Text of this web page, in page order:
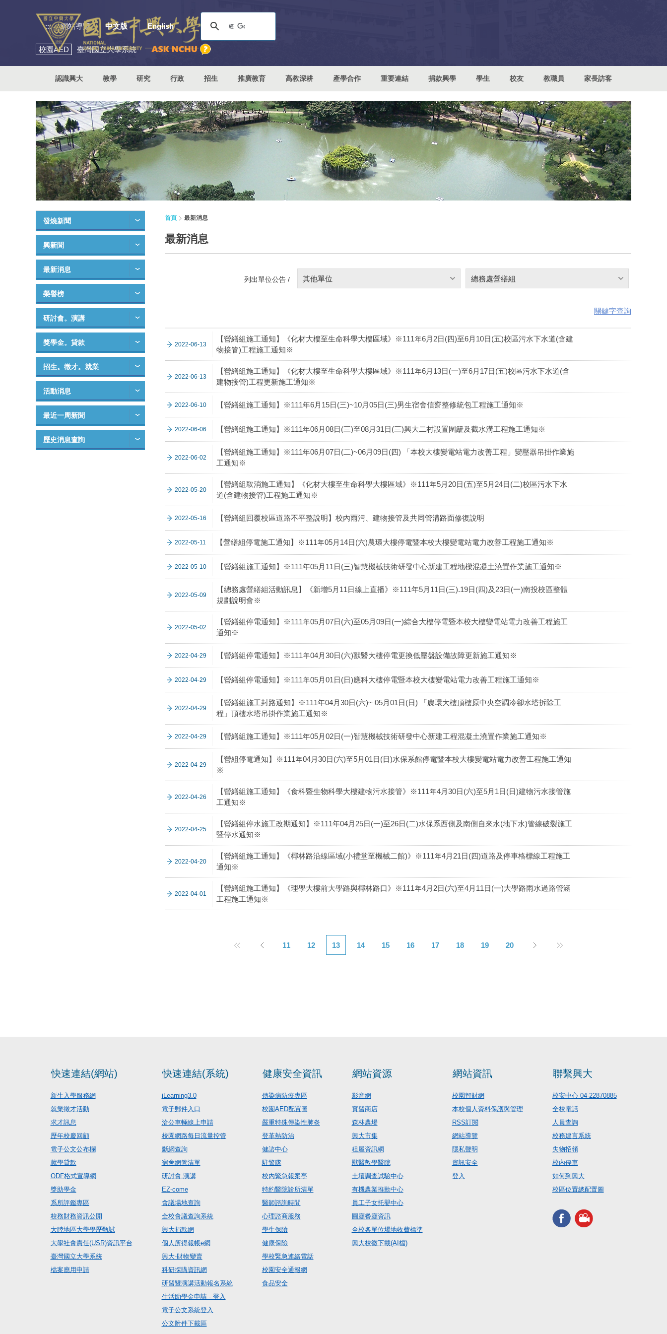
::: 網站導覽 中文版 English
校園AED 臺灣國立大學系統
認識興大 教學 研究 行政 招生 推廣教育 高教深耕 產學合作 重要連結 捐款興學 學生 校友 教職員 家長訪客
發燒新聞
興新聞
最新消息
榮譽榜
研討會。演講
獎學金。貸款
招生。徵才。就業
活動消息
最近一周新聞
歷史消息查詢
首頁 最新消息
最新消息
列出單位公告 / 其他單位 總務處營繕組
關鍵字查詢
2022-06-13
【營繕組施工通知】《化材大樓至生命科學大樓區域》※111年6月2日(四)至6月10日(五)校區污水下水道(含建
物接管)工程施工通知※
2022-06-13
【營繕組施工通知】《化材大樓至生命科學大樓區域》※111年6月13日(一)至6月17日(五)校區污水下水道(含
建物接管)工程更新施工通知※
2022-06-10 【營繕組施工通知】※111年6月15日(三)~10月05日(三)男生宿舍信齋整修統包工程施工通知※
2022-06-06 【營繕組施工通知】※111年06月08日(三)至08月31日(三)興大二村設置圍籬及截水溝工程施工通知※
2022-06-02
【營繕組施工通知】※111年06月07日(二)~06月09日(四) 「本校大樓變電站電力改善工程」變壓器吊掛作業施
工通知※
2022-05-20
【營繕組取消施工通知】《化材大樓至生命科學大樓區域》※111年5月20日(五)至5月24日(二)校區污水下水
道(含建物接管)工程施工通知※
2022-05-16 【營繕組回覆校區道路不平整說明】校內雨污、建物接管及共同管溝路面修復說明
2022-05-11 【營繕組停電施工通知】※111年05月14日(六)農環大樓停電暨本校大樓變電站電力改善工程施工通知※
2022-05-10 【營繕組施工通知】※111年05月11日(三)智慧機械技術研發中心新建工程地樑混凝土澆置作業施工通知※
2022-05-09
【總務處營繕組活動訊息】《新增5月11日線上直播》※111年5月11日(三).19日(四)及23日(一)南投校區整體
規劃說明會※
2022-05-02
【營繕組停電通知】※111年05月07日(六)至05月09日(一)綜合大樓停電暨本校大樓變電站電力改善工程施工
通知※
2022-04-29 【營繕組停電通知】※111年04月30日(六)獸醫大樓停電更換低壓盤設備故障更新施工通知※
2022-04-29 【營繕組停電通知】※111年05月01日(日)應科大樓停電暨本校大樓變電站電力改善工程施工通知※
2022-04-29
【營繕組施工封路通知】※111年04月30日(六)~ 05月01日(日) 「農環大樓頂樓原中央空調冷卻水塔拆除工
程」頂樓水塔吊掛作業施工通知※
2022-04-29 【營繕組施工通知】※111年05月02日(一)智慧機械技術研發中心新建工程混凝土澆置作業施工通知※
2022-04-29
【營組停電通知】※111年04月30日(六)至5月01日(日)水保系館停電暨本校大樓變電站電力改善工程施工通知
※
2022-04-26
【營繕組施工通知】《食科暨生物科學大樓建物污水接管》※111年4月30日(六)至5月1日(日)建物污水接管施
工通知※
2022-04-25
【營繕組停水施工改期通知】※111年04月25日(一)至26日(二)水保系西側及南側自來水(地下水)管線破裂施工
暨停水通知※
2022-04-20
【營繕組施工通知】《椰林路沿線區域(小禮堂至機械二館)》※111年4月21日(四)道路及停車格標線工程施工
通知※
2022-04-01
【營繕組施工通知】《理學大樓前大學路與椰林路口》※111年4月2日(六)至4月11日(一)大學路雨水過路管涵
工程施工通知※
11 12 13 14 15 16 17 18 19 20
快速連結(網站)
新生入學服務網
就業徵才活動
求才訊息
歷年校慶回顧
電子公文公布欄
就學貸款
ODF格式宣導網
獎助學金
系所評鑑專區
校務財務資訊公開
大陸地區大學學歷甄試
大學社會責任(USR)資訊平台
臺灣國立大學系統
檔案應用申請
快速連結(系統)
iLearning3.0
電子郵件入口
洽公車輛線上申請
校園網路每日流量控管
斷網查詢
宿舍網管清單
研討會.演講
EZ-come
會議場地查詢
全校會議查詢系統
興大捐款網
個人所得報帳e網
興大-財物變賣
科研採購資訊網
研習暨演講活動報名系統
生活助學金申請 - 登入
電子公文系統登入
公文附件下載區
健康安全資訊
傳染病防疫專區
校園AED配置圖
嚴重特殊傳染性肺炎
登革熱防治
健諮中心
駐警隊
校內緊急報案亭
特約醫院診所清單
醫師諮詢時間
心理諮商服務
學生保險
健康保險
學校緊急連絡電話
校園安全通報網
食品安全
網站資源
影音網
實習商店
森林農場
興大市集
租屋資訊網
獸醫教學醫院
土壤調查試驗中心
有機農業推動中心
員工子女托嬰中心
圓廳餐廳資訊
全校各單位場地收費標準
興大校徽下載(AI檔)
網站資訊
校園智財網
本校個人資料保護與管理
RSS訂閱
網站導覽
隱私聲明
資訊安全
登入
聯繫興大
校安中心 04-22870885
全校電話
人員查詢
校務建言系統
失物招領
校內停車
如何到興大
校區位置總配置圖